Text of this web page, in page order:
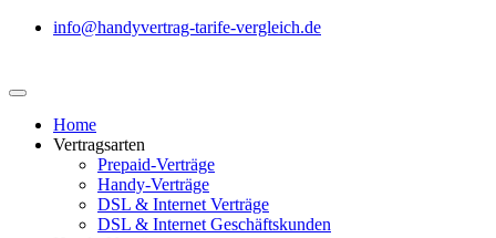
info@handyvertrag-tarife-vergleich.de
Home
Vertragsarten
Prepaid-Verträge
Handy-Verträge
DSL & Internet Verträge
DSL & Internet Geschäftskunden